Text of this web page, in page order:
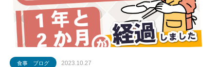
食事 ブログ 2023.10.27